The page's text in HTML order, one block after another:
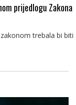
prijedlogu Zakona
trebala bi biti